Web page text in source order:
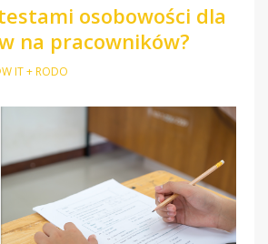
osobowości dla
na pracowników?
IT + RODO